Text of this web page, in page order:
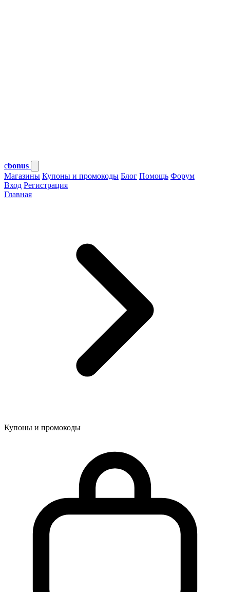
cbonus
Магазины Купоны и промокоды Блог Помощь Форум
Вход Регистрация
Главная
Купоны и промокоды